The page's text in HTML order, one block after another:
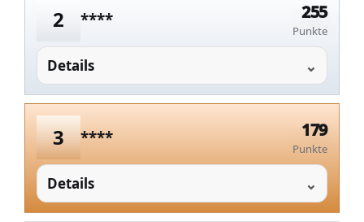
2 **** 255
Punkte
Details
3 **** 179
Punkte
Details